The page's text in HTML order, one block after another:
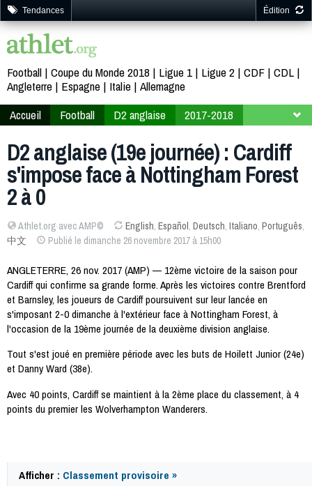
Tendances Édition
Football Coupe du Monde 2018 Ligue 1 Ligue 2 CDF CDL
Angleterre
Espagne Italie Allemagne
Accueil
Football D2 anglaise
2017-2018
D2 anglaise (19e journée) : Cardiff
s'impose face à Nottingham Forest
2 à 0
Athlet.org avec AMP© English, Español, Deutsch, Italiano, Português,
中文
Publié le dimanche 26 novembre 2017 à 15h00
ANGLETERRE, 26 nov. 2017 (AMP) — 12ème victoire de la saison pour
Cardiff qui confirme sa grande forme. Après les victoires contre Brentford
et Barnsley, les joueurs de Cardiff poursuivent sur leur lancée en
s'imposant 2-0 dimanche à l'extérieur face à Nottingham Forest, à
l'occasion de la 19ème journée de la deuxième division anglaise.
Tout s'est joué en première période avec les buts de Hoilett Junior (24e)
et Danny Ward (38e).
Avec 40 points, Cardiff se maintient à la 2ème place du classement, à 4
points du premier les Wolverhampton Wanderers.
Afficher : Classement provisoire »